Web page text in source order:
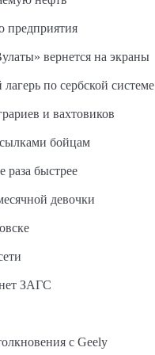
предприятия
вернется на экраны
по сербской системе
и вахтовиков
бойцам
быстрее
девочки
ЗАГС
с Geely